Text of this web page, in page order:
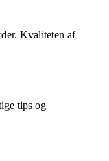
Kvaliteten af
tips og